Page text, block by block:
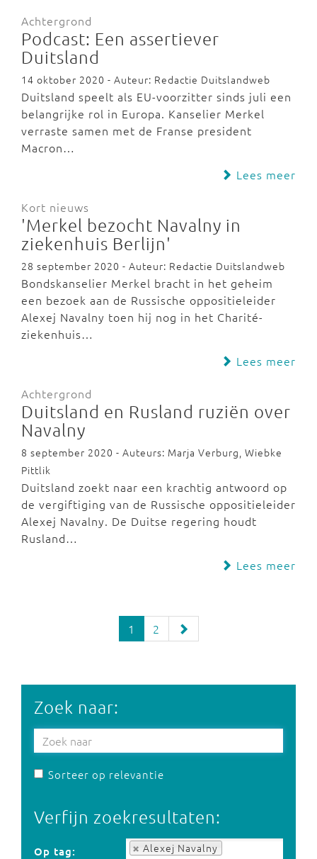
Achtergrond
Podcast: Een assertiever
Duitsland
14 oktober 2020 - Auteur: Redactie Duitslandweb
Duitsland speelt als EU-voorzitter sinds juli een
belangrijke rol in Europa. Kanselier Merkel
verraste samen met de Franse president
Macron…
Lees meer
Kort nieuws
'Merkel bezocht Navalny in
ziekenhuis Berlijn'
28 september 2020 - Auteur: Redactie Duitslandweb
Bondskanselier Merkel bracht in het geheim
een bezoek aan de Russische oppositieleider
Alexej Navalny toen hij nog in het Charité-
ziekenhuis…
Lees meer
Achtergrond
Duitsland en Rusland ruziën over
Navalny
8 september 2020 - Auteurs: Marja Verburg, Wiebke
Pittlik
Duitsland zoekt naar een krachtig antwoord op
de vergiftiging van de Russische oppositieleider
Alexej Navalny. De Duitse regering houdt
Rusland…
Lees meer
1 2
Zoek naar:
Sorteer op relevantie
Verfijn zoekresultaten:
Op tag: Alexej Navalny
Op tag: